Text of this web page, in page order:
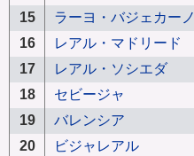
15
ラーヨ・バジェカーノ
16
レアル・マドリード
17
レアル・ソシエダ
18
セビージャ
19
バレンシア
20
ビジャレアル